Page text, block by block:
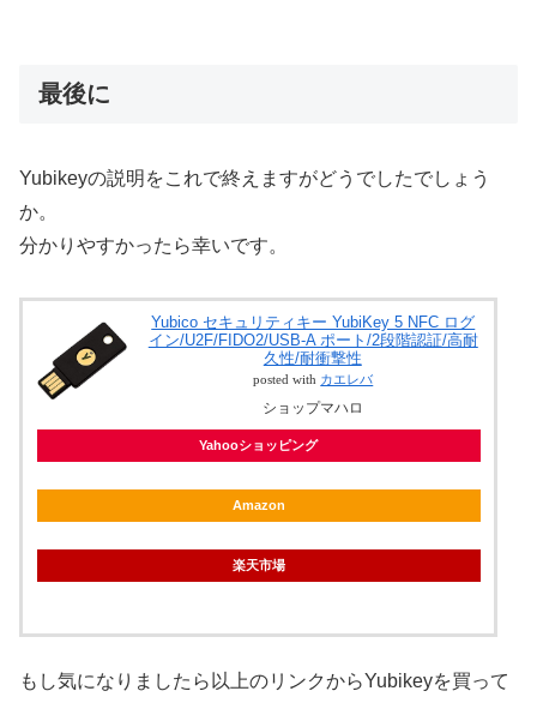
最後に
Yubikeyの説明をこれで終えますがどうでしたでしょう
か。
分かりやすかったら幸いです。
Yubico セキュリティキー YubiKey 5 NFC ログ
イン/U2F/FIDO2/USB-A ポート/2段階認証/高耐
久性/耐衝撃性
posted with カエレバ
ショップマハロ
Yahooショッピング
Amazon
楽天市場
もし気になりましたら以上のリンクからYubikeyを買って